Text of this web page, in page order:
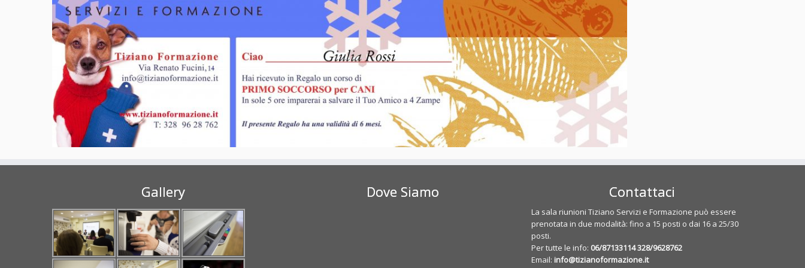
Gallery Dove Siamo Contattaci
La sala riunioni Tiziano Servizi e Formazione può essere
prenotata in due modalità: fino a 15 posti o dai 16 a 25/30
posti.
Per tutte le info: 06/87133114328/9628762
Email: info@tizianoformazione.it